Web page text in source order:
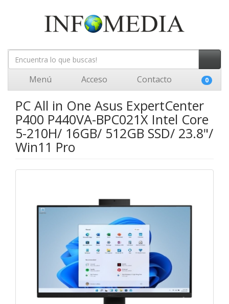
Menú Acceso Contacto 0
PC All in One Asus ExpertCenter
P400 P440VA-BPC021X Intel Core
5-210H/ 16GB/ 512GB SSD/ 23.8"/
Win11 Pro